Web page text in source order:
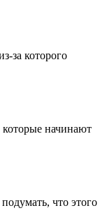
за которого
которые начинают
что этого